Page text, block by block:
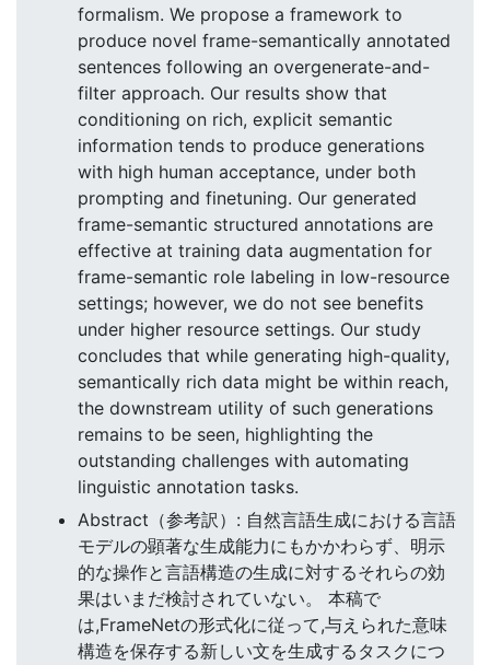
formalism. We propose a framework to
produce novel frame-semantically annotated
sentences following an overgenerate-and-
filter approach. Our results show that
conditioning on rich, explicit semantic
information tends to produce generations
with high human acceptance, under both
prompting and finetuning. Our generated
frame-semantic structured annotations are
effective at training data augmentation for
frame-semantic role labeling in low-resource
settings; however, we do not see benefits
under higher resource settings. Our study
concludes that while generating high-quality,
semantically rich data might be within reach,
the downstream utility of such generations
remains to be seen, highlighting the
outstanding challenges with automating
linguistic annotation tasks.
Abstract（参考訳）: 自然言語生成における言語
モデルの顕著な生成能力にもかかわらず、明示
的な操作と言語構造の生成に対するそれらの効
果はいまだ検討されていない。 本稿で
は,FrameNetの形式化に従って,与えられた意味
構造を保存する新しい文を生成するタスクにつ